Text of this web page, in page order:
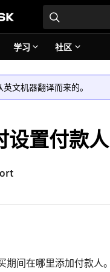
学习 社区
文机器翻译而来的。
设置付款人
期间在哪里添加付款人。